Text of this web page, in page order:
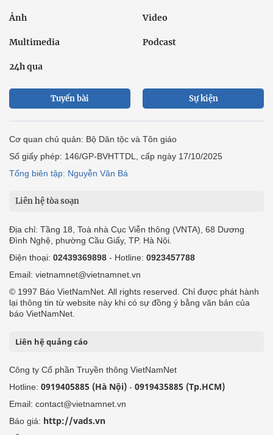
Ảnh Video
Multimedia Podcast
24h qua
Tuyến bài Sự kiện
Cơ quan chủ quản: Bộ Dân tộc và Tôn giáo
Số giấy phép: 146/GP-BVHTTDL, cấp ngày 17/10/2025
Tổng biên tập: Nguyễn Văn Bá
Liên hệ tòa soạn
Địa chỉ: Tầng 18, Toà nhà Cục Viễn thông (VNTA), 68 Dương
Đình Nghệ, phường Cầu Giấy, TP. Hà Nội.
Điện thoại: 02439369898 - Hotline: 0923457788
Email: vietnamnet@vietnamnet.vn
© 1997 Báo VietNamNet. All rights reserved. Chỉ được phát hành
lại thông tin từ website này khi có sự đồng ý bằng văn bản của
báo VietNamNet.
Liên hệ quảng cáo
Công ty Cổ phần Truyền thông VietNamNet
Hotline: 0919405885 (Hà Nội) - 0919435885 (Tp.HCM)
Email: contact@vietnamnet.vn
Báo giá: http://vads.vn